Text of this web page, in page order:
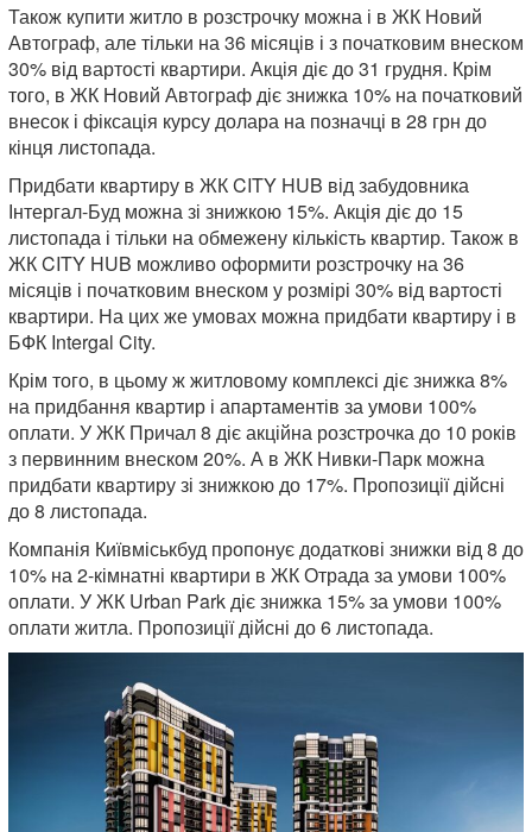
Також купити житло в розстрочку можна і в ЖК Новий
Автограф, але тільки на 36 місяців і з початковим внеском
30% від вартості квартири. Акція діє до 31 грудня. Крім
того, в ЖК Новий Автограф діє знижка 10% на початковий
внесок і фіксація курсу долара на позначці в 28 грн до
кінця листопада.
Придбати квартиру в ЖК CITY HUB від забудовника
Інтергал-Буд можна зі знижкою 15%. Акція діє до 15
листопада і тільки на обмежену кількість квартир. Також в
ЖК CITY HUB можливо оформити розстрочку на 36
місяців і початковим внеском у розмірі 30% від вартості
квартири. На цих же умовах можна придбати квартиру і в
БФК Intergal City.
Крім того, в цьому ж житловому комплексі діє знижка 8%
на придбання квартир і апартаментів за умови 100%
оплати. У ЖК Причал 8 діє акційна розстрочка до 10 років
з первинним внеском 20%. А в ЖК Нивки-Парк можна
придбати квартиру зі знижкою до 17%. Пропозиції дійсні
до 8 листопада.
Компанія Київміськбуд пропонує додаткові знижки від 8 до
10% на 2-кімнатні квартири в ЖК Отрада за умови 100%
оплати. У ЖК Urban Park діє знижка 15% за умови 100%
оплати житла. Пропозиції дійсні до 6 листопада.